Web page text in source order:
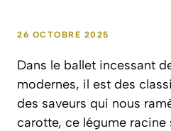
26 OCTOBRE 2025
Dans le ballet incessant
modernes, il est des
des saveurs qui nous
carotte, ce légume